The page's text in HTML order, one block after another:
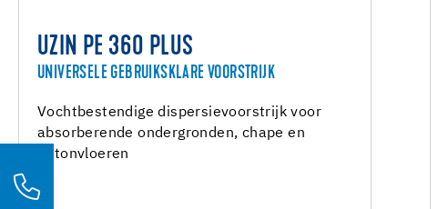
UZIN PE 360 PLUS
UNIVERSELE GEBRUIKSKLARE VOORSTRIJK
Vochtbestendige dispersievoorstrijk voor
absorberende ondergronden, chape en
betonvloeren